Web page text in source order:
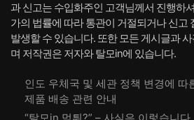
과 신고는 수입화주인 고객님께서 진행하
가의 법률에 따라 통관이 거절되거나 신고
발생할 수 있습니다. 또한 모든 게시글과
며 저작권은 저자와 탈모in에 있습니다.
인도 우체국 및 세관 정책 변경에
제품 배송 관련 안내